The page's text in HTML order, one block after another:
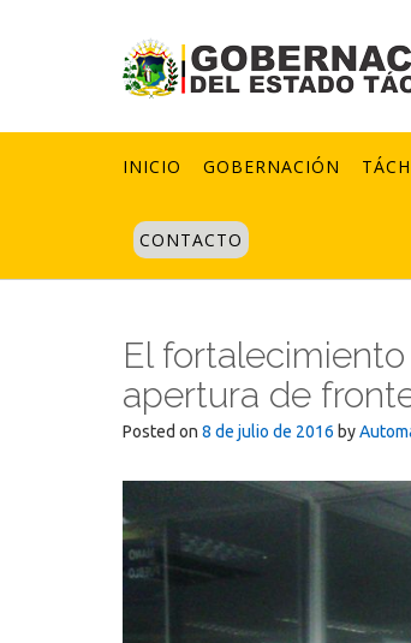
INICIO GOBERNACIÓN
CONTACTO
El
apertura de
Posted on 8 de julio de 2016 by